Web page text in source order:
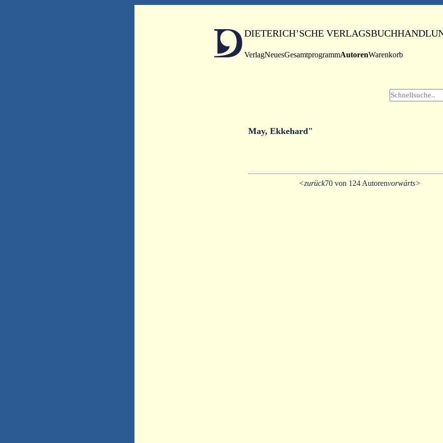
DIETERICH’SCHE
VerlagNeuesGesamtprogrammAutorenWarenkorb
May, Ekkehard"
<zurück70 von 124 Autorenvorwärts>